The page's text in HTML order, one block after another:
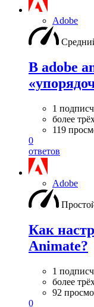
Adobe
В adobe
1
более
119
0
ответов
Adobe
Как
Animate?
1
более
92
0